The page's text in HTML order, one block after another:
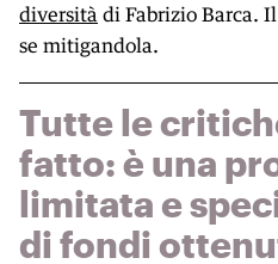
diversità di Fabrizio Barca.
se mitigandola.
Tutte le
fatto: è una
limitata e
di fondi